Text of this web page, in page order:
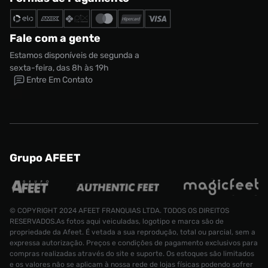
Fale com a gente
Estamos disponíveis de segunda a
sexta-feira, das 8h às 19h
Entre Em Contato
Grupo AFEET
© COPYRIGHT 2024 AFEET FRANQUIAS LTDA. TODOS OS DIREITOS
RESERVADOS.As fotos aqui veiculadas, logotipo e marca são de
propriedade da Afeet. É vetada a sua reprodução, total ou parcial, sem a
expressa autorização. Preços e condições de pagamento exclusivos para
compras realizadas através do site e suporte. Os estoques são limitados
e os valores não se aplicam à nossa rede de lojas físicas podendo sofrer